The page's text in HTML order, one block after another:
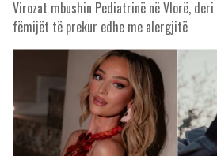
Virozat mbushin Pediatrinë në Vlorë,
fëmijët të prekur edhe me alergjitë